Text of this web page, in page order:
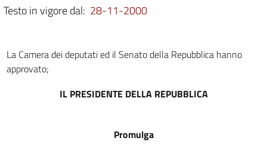
6
9
Testo in vigore dal: 28-11-2000
La Camera dei deputati ed il Senato della Repubblica hanno
approvato;
IL PRESIDENTE DELLA REPUBBLICA
Promulga